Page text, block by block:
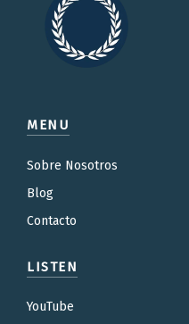
MENU
Sobre Nosotros
Blog
Contacto
LISTEN
YouTube